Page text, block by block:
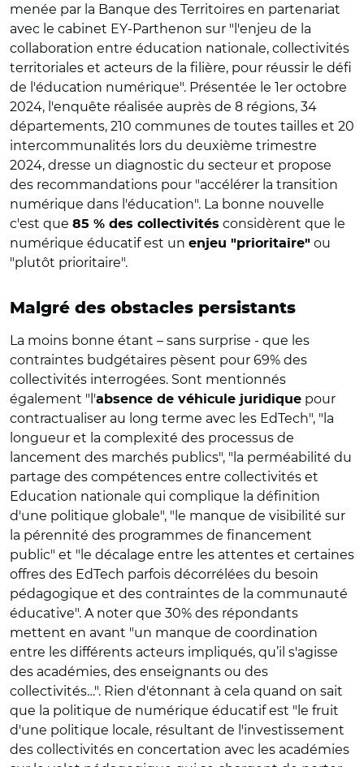
menée par la Banque des Territoires en partenariat
avec le cabinet EY-Parthenon sur "l'enjeu de la
collaboration entre éducation nationale, collectivités
territoriales et acteurs de la filière, pour réussir le défi
de l'éducation numérique". Présentée le 1er octobre
2024, l'enquête réalisée auprès de 8 régions, 34
départements, 210 communes de toutes tailles et 20
intercommunalités lors du deuxième trimestre
2024, dresse un diagnostic du secteur et propose
des recommandations pour "accélérer la transition
numérique dans l'éducation". La bonne nouvelle
c'est que 85 % des collectivités considèrent que le
numérique éducatif est un enjeu "prioritaire" ou
"plutôt prioritaire".
Malgré des obstacles persistants
La moins bonne étant – sans surprise - que les
contraintes budgétaires pèsent pour 69% des
collectivités interrogées. Sont mentionnés
également "l'absence de véhicule juridique pour
contractualiser au long terme avec les EdTech", "la
longueur et la complexité des processus de
lancement des marchés publics", "la perméabilité du
partage des compétences entre collectivités et
Education nationale qui complique la définition
d'une politique globale", "le manque de visibilité sur
la pérennité des programmes de financement
public" et "le décalage entre les attentes et certaines
offres des EdTech parfois décorrélées du besoin
pédagogique et des contraintes de la communauté
éducative". A noter que 30% des répondants
mettent en avant "un manque de coordination
entre les différents acteurs impliqués, qu’il s'agisse
des académies, des enseignants ou des
collectivités…". Rien d'étonnant à cela quand on sait
que la politique de numérique éducatif est "le fruit
d'une politique locale, résultant de l'investissement
des collectivités en concertation avec les académies